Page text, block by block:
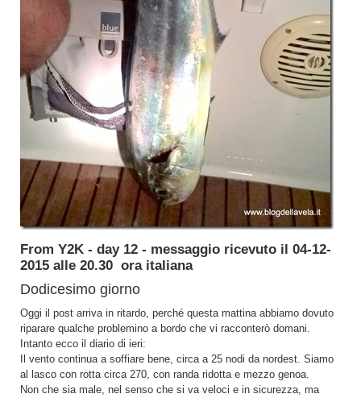
From Y2K - day 12 - messaggio ricevuto il 04-12-
2015 alle 20.30 ora italiana
Dodicesimo giorno
Oggi il post arriva in ritardo, perché questa mattina abbiamo dovuto
riparare qualche problemino a bordo che vi racconterò domani.
Intanto ecco il diario di ieri:
Il vento continua a soffiare bene, circa a 25 nodi da nordest. Siamo
al lasco con rotta circa 270, con randa ridotta e mezzo genoa.
Non che sia male, nel senso che si va veloci e in sicurezza, ma